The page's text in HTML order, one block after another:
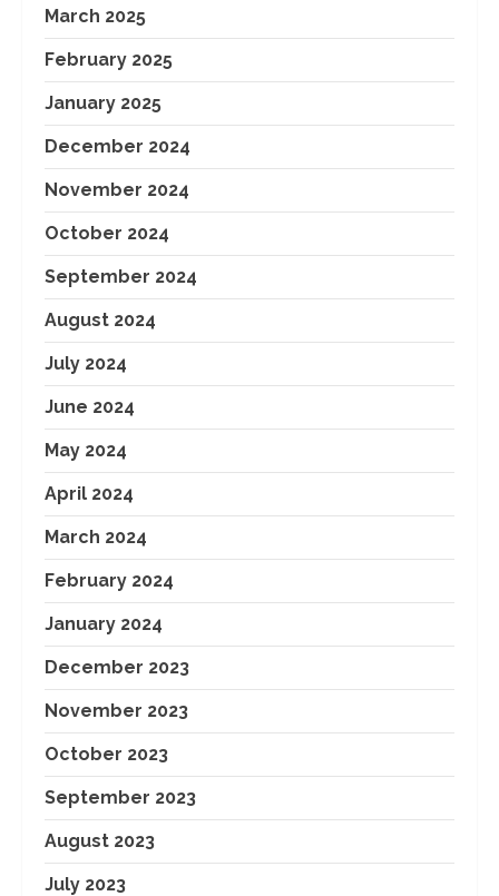
March 2025
February 2025
January 2025
December 2024
November 2024
October 2024
September 2024
August 2024
July 2024
June 2024
May 2024
April 2024
March 2024
February 2024
January 2024
December 2023
November 2023
October 2023
September 2023
August 2023
July 2023